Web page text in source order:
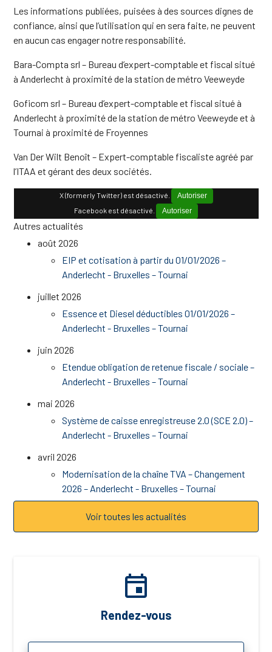
Les informations publiées, puisées à des sources dignes de
confiance, ainsi que l’utilisation qui en sera faite, ne peuvent
en aucun cas engager notre responsabilité.
Bara-Compta srl – Bureau d’expert-comptable et fiscal situé
à Anderlecht à proximité de la station de métro Veeweyde
Goficom srl – Bureau d’expert-comptable et fiscal situé à
Anderlecht à proximité de la station de métro Veeweyde et à
Tournai à proximité de Froyennes
Van Der Wilt Benoît – Expert-comptable fiscaliste agréé par
l’ITAA et gérant des deux sociétés.
X (formerly Twitter) est désactivé.
Autoriser
Facebook est désactivé.
Autoriser
Autres actualités
août 2026
EIP et cotisation à partir du 01/01/2026 –
Anderlecht - Bruxelles – Tournai
juillet 2026
Essence et Diesel déductibles 01/01/2026 –
Anderlecht - Bruxelles – Tournai
juin 2026
Etendue obligation de retenue fiscale / sociale –
Anderlecht - Bruxelles – Tournai
mai 2026
Système de caisse enregistreuse 2.0 (SCE 2.0) –
Anderlecht - Bruxelles – Tournai
avril 2026
Modernisation de la chaîne TVA – Changement
2026 – Anderlecht - Bruxelles – Tournai
Voir toutes les actualités
event
Rendez-vous